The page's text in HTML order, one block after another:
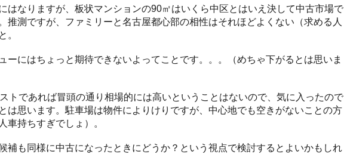
はなりますが、板状マンションの90㎡はいくら中区とはいえ決して中古市場で
推測ですが、ファミリーと名古屋都心部の相性はそれほどよくない（求める人
。
ーにはちょっと期待できないよってことです。。。（めちゃ下がるとは思いま
トであれば冒頭の通り相場的には高いということはないので、気に入ったので
は思います。駐車場は物件によりけりですが、中心地でも空きがないことの方
車持ちすぎでしょ）。
補も同様に中古になったときにどうか？という視点で検討するとよいかもしれ